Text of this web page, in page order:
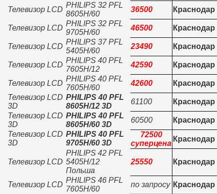
Телевизор LCD
PHILIPS 32 PFL
8605H/60
36500 Краснодар
Телевизор LCD
PHILIPS 32 PFL
9705H/60
46500 Краснодар
Телевизор LCD
PHILIPS 37 PFL
5405H/60
23490 Краснодар
Телевизор LCD
PHILIPS 40 PFL
7605H/12
42590 Краснодар
Телевизор LCD
PHILIPS 40 PFL
7605H/60
42600
Краснодар
Телевизор LCD
3D
PHILIPS 40 PFL
8605H/12 3D
61100
Краснодар
Телевизор LCD
3D
PHILIPS 40 PFL
8605H/60 3D
60500
Краснодар
Телевизор LCD
3D
PHILIPS 40 PFL
9705H/60 3D
72500
суперцена
Краснодар
Телевизор LCD
PHILIPS 42 PFL
5405H/12
Польша
25550 Краснодар
Телевизор LCD
PHILIPS 46 PFL
7605H/60
по запросу Краснодар